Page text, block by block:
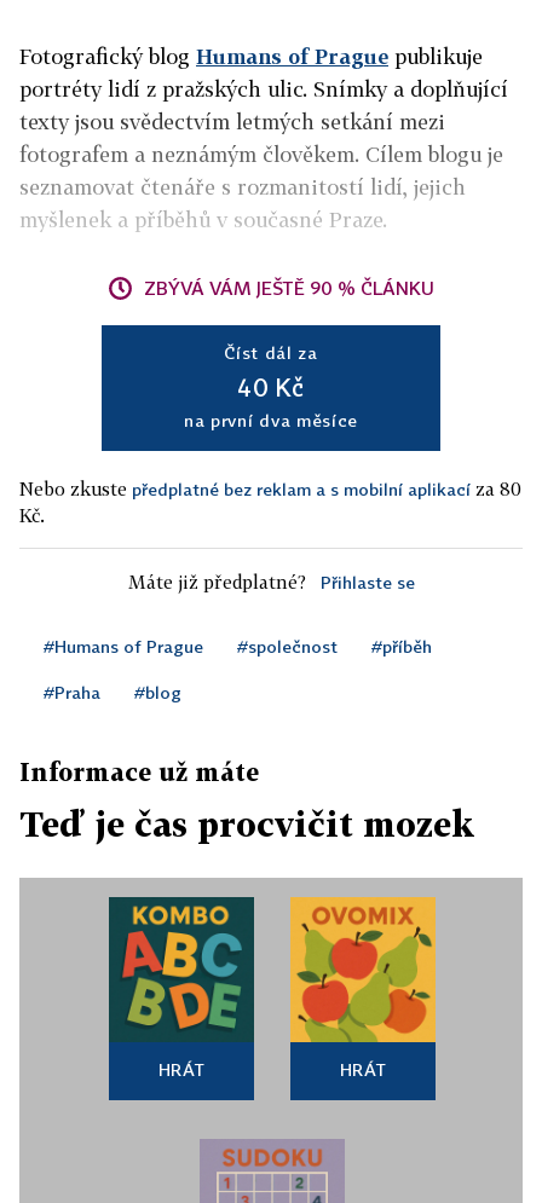
Fotografický blog Humans of Prague publikuje
portréty lidí z pražských ulic. Snímky a doplňující
texty jsou svědectvím letmých setkání mezi
fotografem a neznámým člověkem. Cílem blogu je
seznamovat čtenáře s rozmanitostí lidí, jejich
myšlenek a příběhů v současné Praze.
ZBÝVÁ VÁM JEŠTĚ 90 % ČLÁNKU
Číst dál za
40 Kč
na první dva měsíce
Nebo zkuste předplatné bez reklam a s mobilní aplikací za 80
Kč.
Máte již předplatné? Přihlaste se
#Humans of Prague #společnost #příběh
#Praha #blog
Informace už máte
Teď je čas procvičit mozek
HRÁT HRÁT